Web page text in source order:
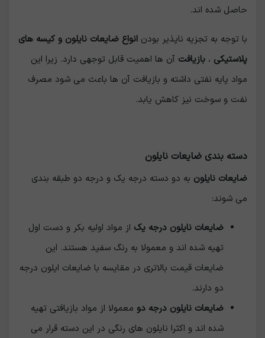
حاصل شده اند.
با توجه به تجزیه ناپذیر بودن انواع ضایعات نایلون و کیسه های
پلاستیکی ، بازیافت آن ها اهمیت قابل توجهی دارد. زیرا این
مواد پایه نفتی داشته و بازیافت آن ها باعث می شود مصرف
نفت و سوخت نیز کاهش یابد.
دسته بندی ضایعات نایلون
ضایعات نایلون به دو دسته درجه یک و درجه دو طبقه بندی
می شوند:
ضایعات نایلون درجه یک از مواد اولیه بکر و دست اول
تهیه شده اند و معمولا به رنگ سفید هستند. این
ضایعات قیمت بالاتری در مقایسه با ضایعات ایلون درجه
دو دارند.
ضایعات نایلون درجه دو معمولا از مواد بازیافتی تهیه
شده اند و اکثرا نایلون های رنگی در این دسته قرار می